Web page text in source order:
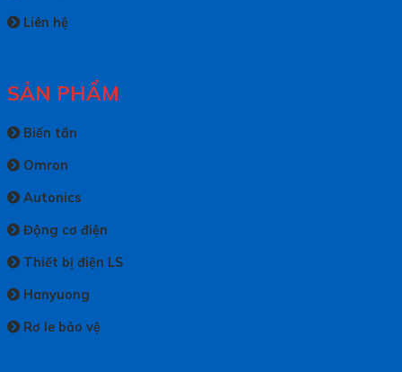
Liên hệ
SẢN PHẨM
Biến tần
Omron
Autonics
Động cơ điện
Thiết bị điện LS
Hanyuong
Rơ le bảo vệ